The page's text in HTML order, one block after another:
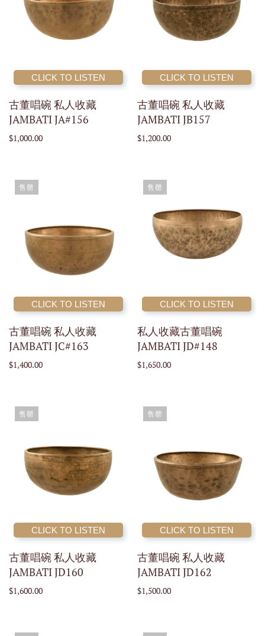
CLICK TO LISTEN
古董唱碗 私人收藏
JAMBATI JA#156
$1,000.00
CLICK TO LISTEN
古董唱碗 私人收藏
JAMBATI JB157
$1,200.00
售罄
CLICK TO LISTEN
古董唱碗 私人收藏
JAMBATI JC#163
$1,400.00
售罄
CLICK TO LISTEN
私人收藏古董唱碗
JAMBATI JD#148
$1,650.00
售罄
CLICK TO LISTEN
古董唱碗 私人收藏
JAMBATI JD160
$1,600.00
售罄
CLICK TO LISTEN
古董唱碗 私人收藏
JAMBATI JD162
$1,500.00